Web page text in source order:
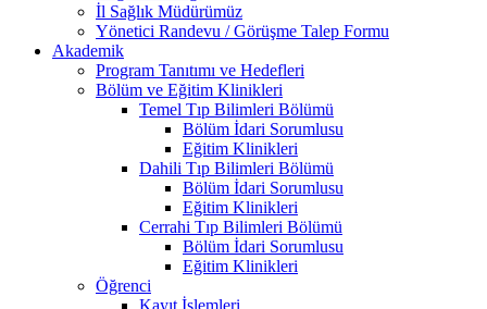
İl Sağlık Müdürümüz
Yönetici Randevu / Görüşme Talep Formu
Akademik
Program Tanıtımı ve Hedefleri
Bölüm ve Eğitim Klinikleri
Temel Tıp Bilimleri Bölümü
Bölüm İdari Sorumlusu
Eğitim Klinikleri
Dahili Tıp Bilimleri Bölümü
Bölüm İdari Sorumlusu
Eğitim Klinikleri
Cerrahi Tıp Bilimleri Bölümü
Bölüm İdari Sorumlusu
Eğitim Klinikleri
Öğrenci
Kayıt İşlemleri